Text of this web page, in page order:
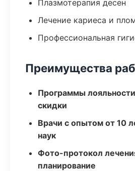
Плазмотерапия десен
Лечение кариеса и
Профессиональная
Преимущества
Программы
скидки
Врачи с опытом от 10
наук
Фото-протокол
планирование